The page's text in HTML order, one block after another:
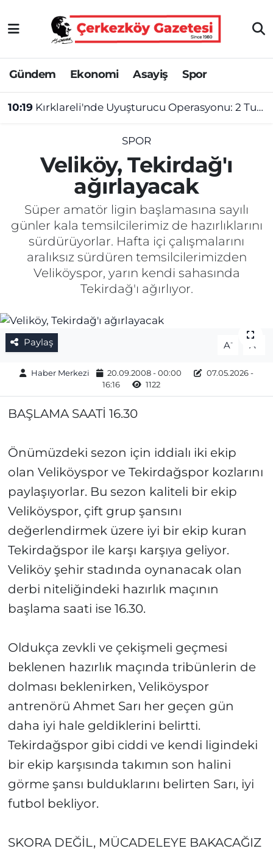
Gündem Ekonomi Asayiş Spor
10:19 Kırklareli'nde Uyuşturucu Operasyonu: 2 Tutuklama
SPOR
Veliköy, Tekirdağ'ı
ağırlayacak
Süper amatör ligin başlamasına sayılı
günler kala temsilcilerimiz de hazırlıklarını
sürdürüyorlar. Hafta içi çalışmalarını
aralıksız sürdüren temsilcilerimizden
Veliköyspor, yarın kendi sahasında
Tekirdağ'ı ağırlıyor.
Paylaş A- A
Haber Merkezi 20.09.2008 - 00:00
07.05.2026 -
16:16
1122
BAŞLAMA SAATİ 16.30
Önümüzdeki sezon için iddialı iki ekip
olan Veliköyspor ve Tekirdağspor kozlarını
paylaşıyorlar. Bu sezon kaliteli bir ekip
Veliköyspor, çift grup şansını
değerlendirmek üzere iyi bir ekip kuran
Tekirdağspor ile karşı karşıya geliyor.
Veliköy şehir stadında oynanacak olan
derbi niteliğindeki hazırlık maçının
başlama saati ise 16.30.
Oldukça zevkli ve çekişmeli geçmesi
beklenen hazırlık maçında tribünlerin de
dolması beklenirken, Veliköyspor
antrenörü Ahmet Sarı her geçen gün
daha iyi hale geldiklerini belirtti.
Tekirdağspor gibi ciddi ve kendi ligindeki
bir ekip karşısında takımın son halini
görme şansı bulduklarını belirten Sarı, iyi
futbol bekliyor.
SKORA DEĞİL, MÜCADELEYE BAKACAĞIZ
Asayiş
Ekonomi
Gündem
Kültür&Sanat
SAĞLIK
Spor
Gizlilik Sözleşmesi
İletişim
Topluluk Kuralları
Yayın İlkeleri
Tekirdağ Nöbetçi Eczaneler
Tekirdağ Hava Durumu
Tekirdağ Namaz Vakitleri
Tekirdağ Trafik Yoğunluk Haritası
Süper Lig Puan Durumu ve Fikstür
Tüm Manşetler
Son Dakika Haberleri
Haber Arşivi